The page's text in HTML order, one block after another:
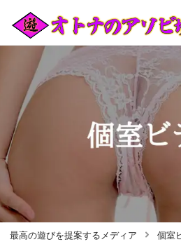
最高の遊びを提案するメディア 個室